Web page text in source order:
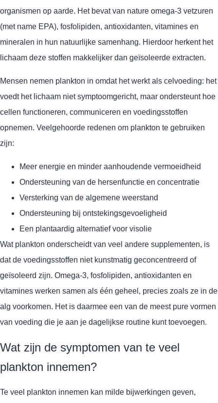
organismen op aarde. Het bevat van nature omega-3 vetzuren
(met name EPA), fosfolipiden, antioxidanten, vitamines en
mineralen in hun natuurlijke samenhang. Hierdoor herkent het
lichaam deze stoffen makkelijker dan geïsoleerde extracten.
Mensen nemen plankton in omdat het werkt als celvoeding: het
voedt het lichaam niet symptoomgericht, maar ondersteunt hoe
cellen functioneren, communiceren en voedingsstoffen
opnemen. Veelgehoorde redenen om plankton te gebruiken
zijn:
Meer energie en minder aanhoudende vermoeidheid
Ondersteuning van de hersenfunctie en concentratie
Versterking van de algemene weerstand
Ondersteuning bij ontstekingsgevoeligheid
Een plantaardig alternatief voor visolie
Wat plankton onderscheidt van veel andere supplementen, is
dat de voedingsstoffen niet kunstmatig geconcentreerd of
geïsoleerd zijn. Omega-3, fosfolipiden, antioxidanten en
vitamines werken samen als één geheel, precies zoals ze in de
alg voorkomen. Het is daarmee een van de meest pure vormen
van voeding die je aan je dagelijkse routine kunt toevoegen.
Wat zijn de symptomen van te veel
plankton innemen?
Te veel plankton innemen kan milde bijwerkingen geven,